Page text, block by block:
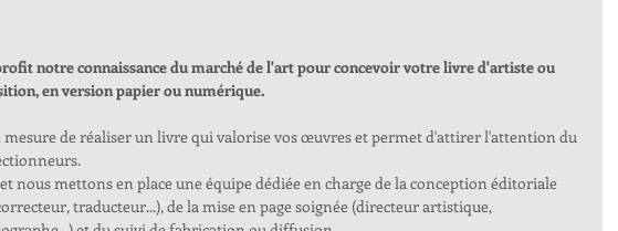
notre connaissance du marché de l'art pour concevoir votre livre d'artiste ou
en version papier ou numérique.
mesure de réaliser un livre qui valorise vos œuvres et permet d'attirer l'attention du
nous mettons en place une équipe dédiée en charge de la conception éditoriale
traducteur...), de la mise en page soignée (directeur artistique,